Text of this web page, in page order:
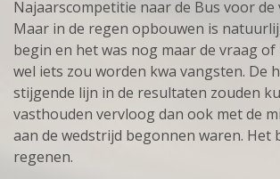
Najaarscompetitie naar de Bus voor de
Maar in de regen opbouwen is
begin en het was nog maar de vraag
wel iets zou worden kwa vangsten. De
stijgende lijn in de resultaten zouden
vasthouden vervloog dan ook met de
aan de wedstrijd begonnen waren. Het
regenen.